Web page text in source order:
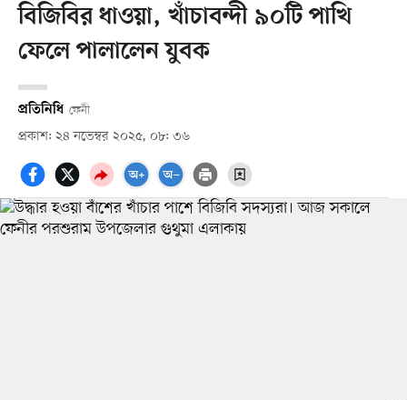
বিজিবির ধাওয়া, খাঁচাবন্দী ৯০টি পাখি
ফেলে পালালেন যুবক
প্রতিনিধি ফেনী
প্রকাশ: ২৪ নভেম্বর ২০২৫, ০৮: ৩৬